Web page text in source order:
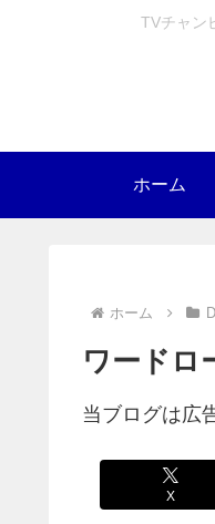
TVチャン
ホーム
ホーム
ワードロ
当ブログは広
X